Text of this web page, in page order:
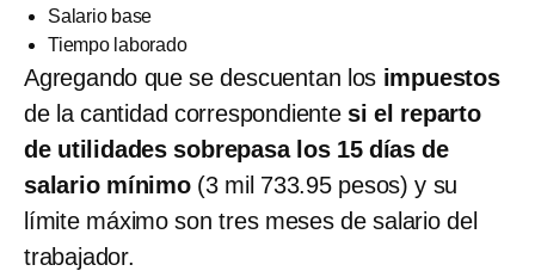
Salario base
Tiempo laborado
Agregando que se descuentan los impuestos
de la cantidad correspondiente si el reparto
de utilidades sobrepasa los 15 días de
salario mínimo(3 mil 733.95 pesos) y su
límite máximo son tres meses de salario del
trabajador.